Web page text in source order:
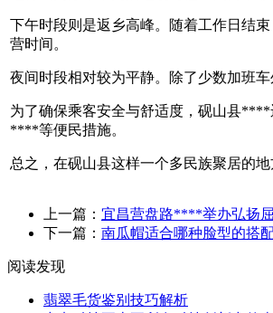
下午时段则是返乡高峰。随着工作日结
营时间。
夜间时段相对较为平静。除了少数加班
为了确保乘客安全与舒适度，砚山县
****等便民措施。
总之，在砚山县这样一个多民族聚居的
上一篇： 宜昌营盘路****举办弘扬
下一篇： 南瓜帽适合哪种脸型的搭
阅读发现
翡翠毛货鉴别技巧解析